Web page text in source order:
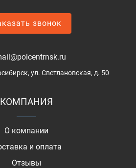
звонок
ул. Светлановская, д. 50
КОМПАНИЯ
О компании
и оплата
Отзывы